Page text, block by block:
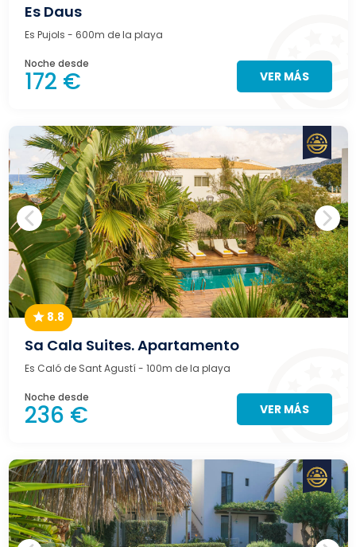
Es Daus
Es Pujols - 600m de la playa
Noche desde
172 € VER MÁS
8.8
Sa Cala Suites. Apartamento
Es Caló de Sant Agustí- 100m de la playa
Noche desde
236 € VER MÁS